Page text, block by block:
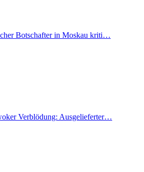
Botschafter in Moskau kriti…
Verblödung: Ausgelieferter…